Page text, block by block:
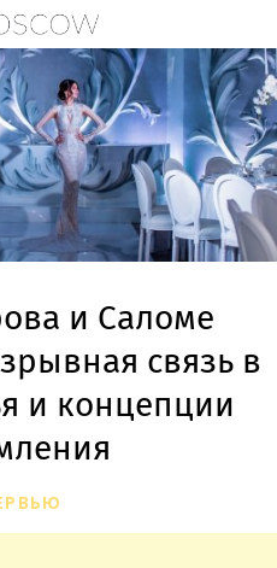
и Саломе
связь в
и концепции